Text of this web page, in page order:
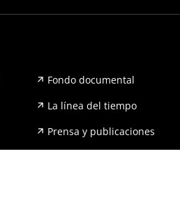
Fondo documental
La línea del tiempo
Prensa y publicaciones